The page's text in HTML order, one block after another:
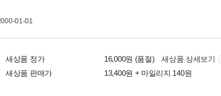
01-01
새상품 정가 16,000원 (품절)
새상품 상세보기
새상품 판매가
13,400원 + 마일리지 140원